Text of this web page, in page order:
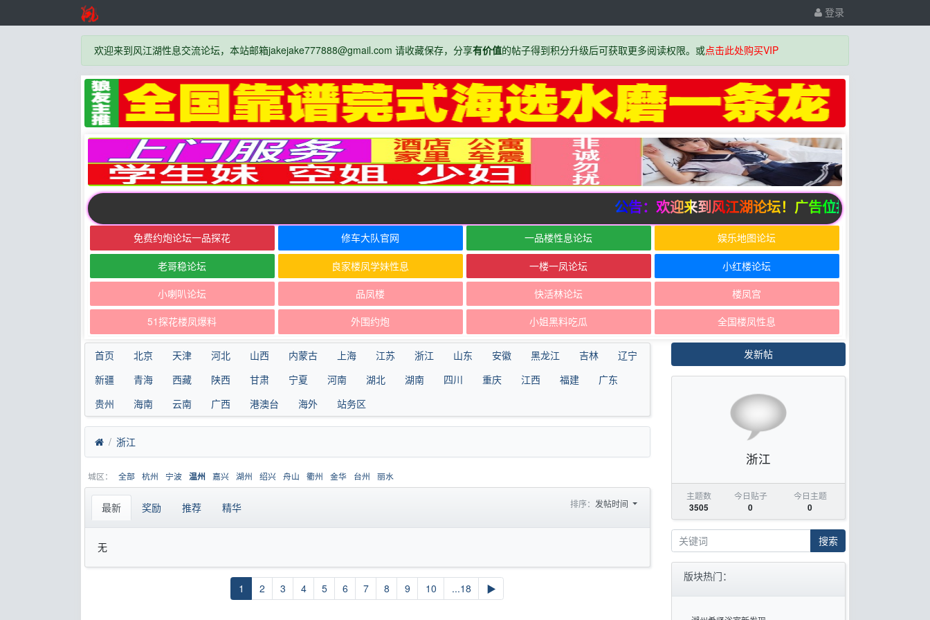
登录
欢迎来到风江湖性息交流论坛，本站邮箱jakejake777888@gmail.com 请收藏保存，分享有价值的帖子得到积分升级后可获取更多阅读权限。或点击此处购买VIP
公告：欢迎来到风江湖论坛！广告位招商中
免费约炮论坛一品探花 修车大队官网 一品楼性息论坛 娱乐地图论坛
老哥稳论坛 良家楼凤学妹性息 一楼一凤论坛 小红楼论坛
小喇叭论坛 品凤楼 快活林论坛 楼凤宫
51探花楼凤爆料 外围约炮 小姐黑料吃瓜 全国楼凤性息
首页 北京 天津 河北 山西 内蒙古 上海 江苏 浙江 山东 安徽 黑龙江 吉林
辽宁
新疆
青海 西藏 陕西 甘肃 宁夏 河南 湖北 湖南 四川 重庆 江西 福建
广东
贵州
海南 云南 广西 港澳台 海外 站务区
浙江
城区： 全部 杭州 宁波 温州 嘉兴 湖州 绍兴 舟山 衢州 金华 台州 丽水
最新 奖励 推荐 精华 排序： 发帖时间
无
1 2 3 4 5 6 7 8 9 10 ...18 ▶
发新帖
浙江
主题数
3505
今日贴子
0
今日主题
0
搜索
版块热门：